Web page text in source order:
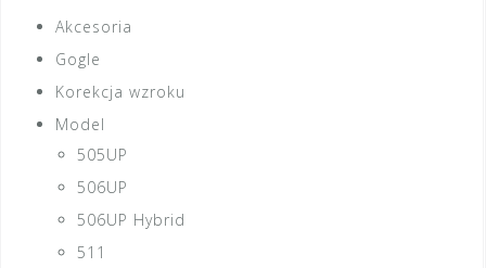
Akcesoria
Gogle
Korekcja wzroku
Model
505UP
506UP
506UP Hybrid
511